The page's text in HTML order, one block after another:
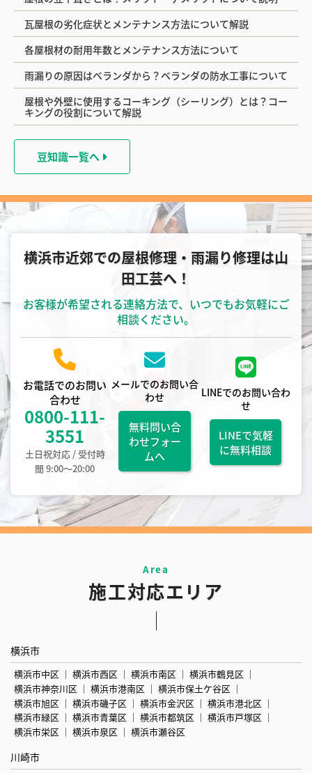
瓦屋根の劣化症状とメンテナンス方法について解説
各屋根材の耐用年数とメンテナンス方法について
雨漏りの原因はベランダから？ベランダの防水工事について
屋根や外壁に使用するコーキング（シーリング）とは？コー
キングの役割について解説
豆知識一覧へ
横浜市近郊での屋根修理・雨漏り修理は山
田工芸へ！
お客様が希望される連絡方法で、いつでもお気軽にご
相談ください。
お電話でのお問い
合わせ
0800-111-
3551
土日祝対応 / 受付時
間 9:00〜20:00
メールでのお問い合
わせ
無料問い合
わせフォー
ムへ
LINEでのお問い合わ
せ
LINEで気軽
に無料相談
施工対応エリア
横浜市
横浜市中区 横浜市西区 横浜市南区
横浜市鶴見区
横浜市神奈川区
横浜市港南区
横浜市保土ケ谷区
横浜市旭区
横浜市磯子区 横浜市金沢区
横浜市港北区
横浜市緑区
横浜市青葉区 横浜市都筑区
横浜市戸塚区
横浜市栄区
横浜市泉区 横浜市瀬谷区
川崎市